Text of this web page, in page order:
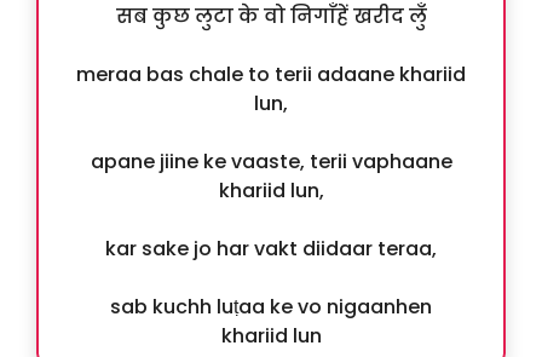
सब कुछ लुटा के वो निगाँहें खरीद लुँ
meraa bas chale to terii adaane khariid
lun,
apane jiine ke vaaste, terii vaphaane
khariid lun,
kar sake jo har vakt diidaar teraa,
sab kuchh luṭaa ke vo nigaanhen
khariid lun